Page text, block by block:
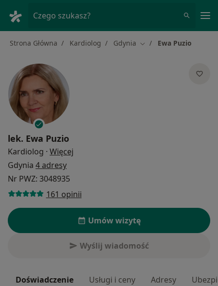
Czego szukasz?
Strona Główna Kardiolog Gdynia Zmień miasto
Ewa Puzio
lek. Ewa Puzio
Kardiolog · Więcej
Gdynia 4 adresy
Nr PWZ: 3048935
161 opinii
Umów wizytę
Wyślij wiadomość
Doświadczenie Usługi i ceny Adresy